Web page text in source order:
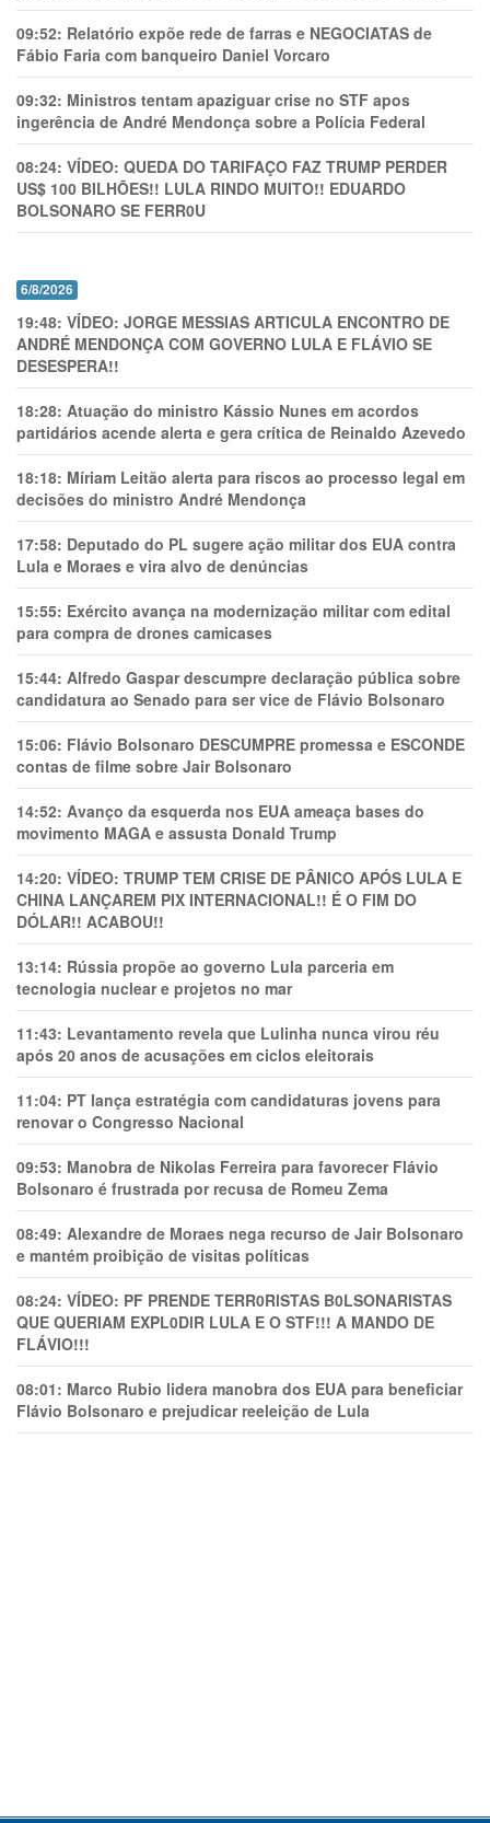
09:52: Relatório expõe rede de farras e NEGOCIATAS de
Fábio Faria com banqueiro Daniel Vorcaro
09:32: Ministros tentam apaziguar crise no STF apos
ingerência de André Mendonça sobre a Polícia Federal
08:24: VÍDEO: QUEDA DO TARIFAÇO FAZ TRUMP PERDER
US$ 100 BILHÕES!! LULA RINDO MUITO!! EDUARDO
BOLSONARO SE FERR0U
6/8/2026
19:48: VÍDEO: JORGE MESSIAS ARTICULA ENCONTRO DE
ANDRÉ MENDONÇA COM GOVERNO LULA E FLÁVIO SE
DESESPERA!!
18:28: Atuação do ministro Kássio Nunes em acordos
partidários acende alerta e gera crítica de Reinaldo Azevedo
18:18: Míriam Leitão alerta para riscos ao processo legal em
decisões do ministro André Mendonça
17:58: Deputado do PL sugere ação militar dos EUA contra
Lula e Moraes e vira alvo de denúncias
15:55: Exército avança na modernização militar com edital
para compra de drones camicases
15:44: Alfredo Gaspar descumpre declaração pública sobre
candidatura ao Senado para ser vice de Flávio Bolsonaro
15:06: Flávio Bolsonaro DESCUMPRE promessa e ESCONDE
contas de filme sobre Jair Bolsonaro
14:52: Avanço da esquerda nos EUA ameaça bases do
movimento MAGA e assusta Donald Trump
14:20: VÍDEO: TRUMP TEM CRlSE DE PÂNlCO APÓS LULA E
CHINA LANÇAREM PIX INTERNACIONAL!! É O FIM DO
DÓLAR!! ACABOU!!
13:14: Rússia propõe ao governo Lula parceria em
tecnologia nuclear e projetos no mar
11:43: Levantamento revela que Lulinha nunca virou réu
após 20 anos de acusações em ciclos eleitorais
11:04: PT lança estratégia com candidaturas jovens para
renovar o Congresso Nacional
09:53: Manobra de Nikolas Ferreira para favorecer Flávio
Bolsonaro é frustrada por recusa de Romeu Zema
08:49: Alexandre de Moraes nega recurso de Jair Bolsonaro
e mantém proibição de visitas políticas
08:24: VÍDEO: PF PRENDE TERR0RlSTAS B0LSONARlSTAS
QUE QUERIAM EXPL0DlR LULA E O STF!!! A MANDO DE
FLÁVIO!!!
08:01: Marco Rubio lidera manobra dos EUA para beneficiar
Flávio Bolsonaro e prejudicar reeleição de Lula